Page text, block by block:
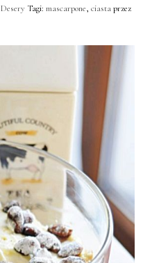
Desery Tagi: mascarpone, ciastaprzez